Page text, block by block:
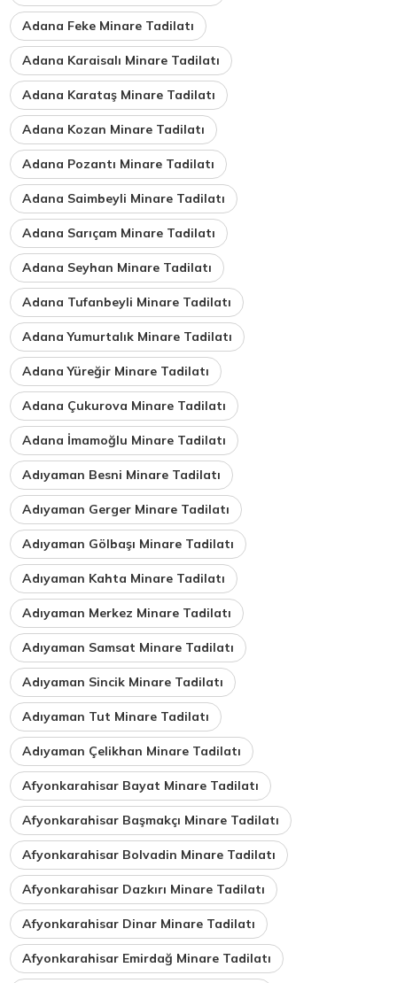
Adana Feke Minare Tadilatı
Adana Karaisalı Minare Tadilatı
Adana Karataş Minare Tadilatı
Adana Kozan Minare Tadilatı
Adana Pozantı Minare Tadilatı
Adana Saimbeyli Minare Tadilatı
Adana Sarıçam Minare Tadilatı
Adana Seyhan Minare Tadilatı
Adana Tufanbeyli Minare Tadilatı
Adana Yumurtalık Minare Tadilatı
Adana Yüreğir Minare Tadilatı
Adana Çukurova Minare Tadilatı
Adana İmamoğlu Minare Tadilatı
Adıyaman Besni Minare Tadilatı
Adıyaman Gerger Minare Tadilatı
Adıyaman Gölbaşı Minare Tadilatı
Adıyaman Kahta Minare Tadilatı
Adıyaman Merkez Minare Tadilatı
Adıyaman Samsat Minare Tadilatı
Adıyaman Sincik Minare Tadilatı
Adıyaman Tut Minare Tadilatı
Adıyaman Çelikhan Minare Tadilatı
Afyonkarahisar Bayat Minare Tadilatı
Afyonkarahisar Başmakçı Minare Tadilatı
Afyonkarahisar Bolvadin Minare Tadilatı
Afyonkarahisar Dazkırı Minare Tadilatı
Afyonkarahisar Dinar Minare Tadilatı
Afyonkarahisar Emirdağ Minare Tadilatı